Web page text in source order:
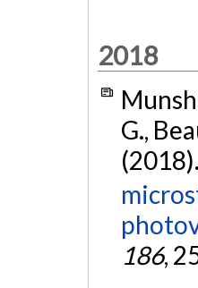
2018
G.,
(2018).
186,